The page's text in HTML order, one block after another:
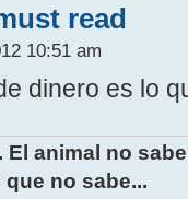
read
10:51 am
dinero es lo
animal no
no sabe...